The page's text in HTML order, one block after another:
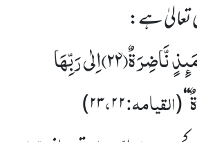
تعالیٰ ہے:
نَّاضِرَةٌۙ(۲۲)اِلٰى رَبِّهَا
‘‘
(القیامہ: ۲۳،۲۲)